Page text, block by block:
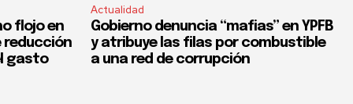
flojo en
reducción
gasto
Actualidad
Gobierno denuncia “mafias” en YPFB
y atribuye las filas por combustible
a una red de corrupción